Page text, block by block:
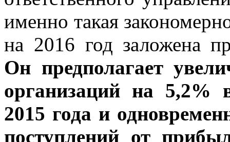
именно такая
на 2016 год заложена
Он предполагает
организаций на 5,2%
2015 года и
поступлений от